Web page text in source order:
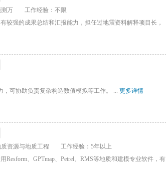
万
工作经验：不限
较强的成果总结和汇报能力，担任过地震资料解释项目长，
可协助负责复杂构造数值模拟等工作。 ... 更多详情
资源与地质工程
工作经验：5年以上
、GPTmap、Petrel、RMS等地质和建模专业软件，有